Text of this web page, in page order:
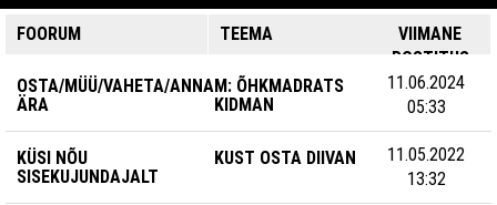
FOORUM TEEMA
VIIMANE
POSTITUS
OSTA/MÜÜ/VAHETA/ANNA
ÄRA
M: ÕHKMADRATS
KIDMAN
11.06.2024
05:33
KÜSI NÕU
SISEKUJUNDAJALT
KUST OSTA DIIVAN
11.05.2022
13:32